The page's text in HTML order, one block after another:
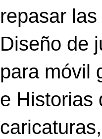
repasar
Diseño de
para móvil
e Historias